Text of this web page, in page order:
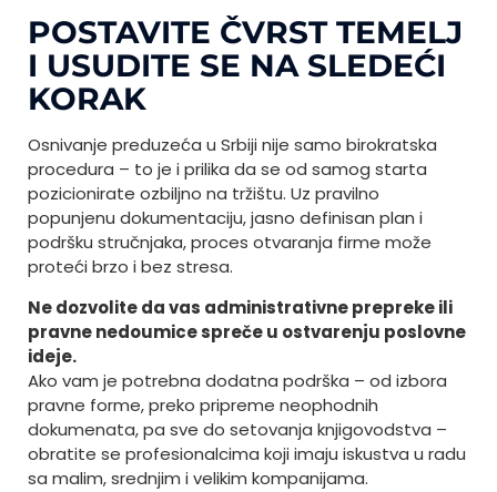
POSTAVITE ČVRST TEMELJ
I USUDITE SE NA SLEDEĆI
KORAK
Osnivanje preduzeća u Srbiji nije samo birokratska
procedura – to je i prilika da se od samog starta
pozicionirate ozbiljno na tržištu. Uz pravilno
popunjenu dokumentaciju, jasno definisan plan i
podršku stručnjaka, proces otvaranja firme može
proteći brzo i bez stresa.
Ne dozvolite da vas administrativne prepreke ili
pravne nedoumice spreče u ostvarenju poslovne
ideje.
Ako vam je potrebna dodatna podrška – od izbora
pravne forme, preko pripreme neophodnih
dokumenata, pa sve do setovanja knjigovodstva –
obratite se profesionalcima koji imaju iskustva u radu
sa malim, srednjim i velikim kompanijama.